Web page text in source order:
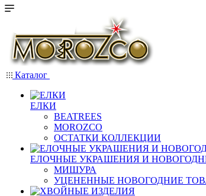
Каталог
ЕЛКИ
BEATREES
MOROZCO
ОСТАТКИ КОЛЛЕКЦИИ
ЕЛОЧНЫЕ УКРАШЕНИЯ И
МИШУРА
УЦЕНЕННЫЕ НОВОГОДНИЕ